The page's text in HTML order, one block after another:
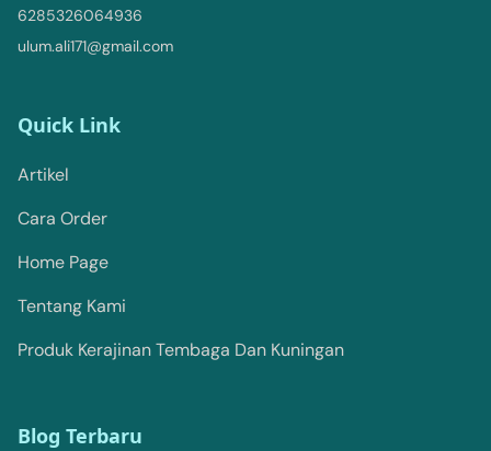
6285326064936
ulum.ali171@gmail.com
Quick Link
Artikel
Cara Order
Home Page
Tentang Kami
Produk Kerajinan Tembaga Dan Kuningan
Blog Terbaru